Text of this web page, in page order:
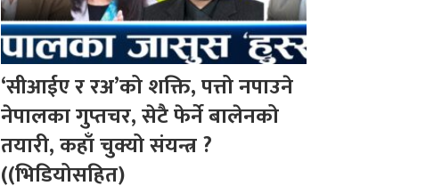
‘सीआईए र रअ’को शक्ति, पत्तो नपाउने
नेपालका गुप्तचर, सेटै फेर्ने बालेनको
तयारी, कहाँ चुक्यो संयन्त्र ?
((भिडियोसहित)